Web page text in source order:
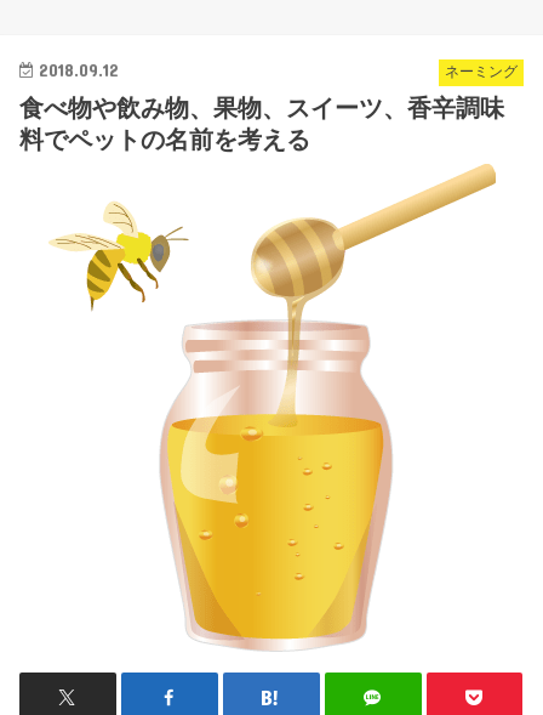
ネーミング
2018.09.12
食べ物や飲み物、果物、スイーツ、香辛調味
料でペットの名前を考える